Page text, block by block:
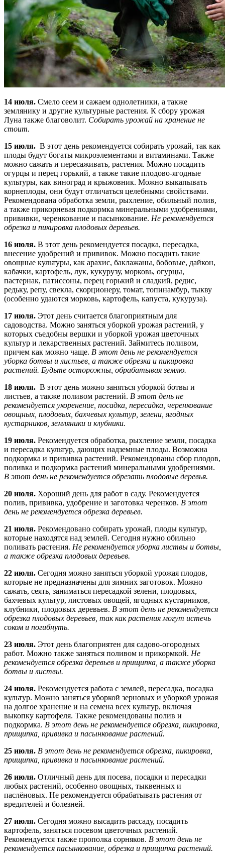
14 июля. Смело сеем и сажаем однолетники, а также
землянику и другие культурные растения. К сбору урожая
Луна также благоволит. Собирать урожай на хранение не
стоит.
15 июля. В этот день рекомендуется собирать урожай, так как
плоды будут богаты микроэлементами и витаминами. Также
можно сажать и пересаживать, растения. Можно посадить
огурцы и перец горький, а также такие плодово-ягодные
культуры, как виноград и крыжовник. Можно выкапывать
корнеплоды, они будут отличаться целебными свойствами.
Рекомендована обработка земли, рыхление, обильный полив,
а также прикорневая подкормка минеральными удобрениями,
прививки, черенкование и пасынкование. Не рекомендуется
обрезка и пикировка плодовых деревьев.
16 июля. В этот день рекомендуется посадка, пересадка,
внесение удобрений и прививок. Можно посадить такие
овощные культуры, как арахис, баклажаны, бобовые, дайкон,
кабачки, картофель, лук, кукурузу, морковь, огурцы,
пастернак, патиссоны, перец горький и сладкий, редис,
редьку, репу, свекла, скорционеру, томат, топинамбур, тыкву
(особенно удаются морковь, картофель, капуста, кукуруза).
17 июля. Этот день считается благоприятным для
садоводства. Можно заняться уборкой урожая растений, у
которых съедобны вершки и уборкой урожая цветочных
культур и лекарственных растений. Займитесь поливом,
причем как можно чаще. В этот день не рекомендуется
уборка ботвы и листьев, а также обрезка и пикировка
растений. Будьте осторожны, обрабатывая землю.
18 июля. В этот день можно заняться уборкой ботвы и
листьев, а также поливом растений. В этот день не
рекомендуется укоренение, посадка, пересадка, черенкование
овощных, плодовых, бахчевых культур, зелени, ягодных
кустарников, земляники и клубники.
19 июля. Рекомендуется обработка, рыхление земли, посадка
и пересадка культур, дающих надземные плоды. Возможна
подкормка и прививка растений. Рекомендованы сбор плодов,
поливка и подкормка растений минеральными удобрениями.
В этот день не рекомендуется обрезать плодовые деревья.
20 июля. Хороший день для работ в саду. Рекомендуется
полив, прививка, удобрение и заготовка черенков. В этот
день не рекомендуется обрезка деревьев.
21 июля. Рекомендовано собирать урожай, плоды культур,
которые находятся над землей. Сегодня нужно обильно
поливать растения. Не рекомендуется уборка листвы и ботвы,
а также обрезка плодовых деревьев.
22 июля. Сегодня можно заняться уборкой урожая плодов,
которые не предназначены для зимних заготовок. Можно
сажать, сеять, заниматься пересадкой зелени, плодовых,
бахчевых культур, листовых овощей, ягодных кустарников,
клубники, плодовых деревьев. В этот день не рекомендуется
обрезка плодовых деревьев, так как растения могут истечь
соком и погибнуть.
23 июля. Этот день благоприятен для садово-огородных
работ. Можно также заняться поливом и прикормкой. Не
рекомендуется обрезка деревьев и прищипка, а также уборка
ботвы и листвы.
24 июля. Рекомендуется работа с землей, пересадка, посадка
культур. Можно заняться уборкой зерновых и уборкой урожая
на долгое хранение и на семена всех культур, включая
выкопку картофеля. Также рекомендованы полив и
подкормка. В этот день не рекомендуется обрезка, пикировка,
прищипка, прививка и пасынкование растений.
25 июля. В этот день не рекомендуется обрезка, пикировка,
прищипка, прививка и пасынкование растений.
26 июля. Отличный день для посева, посадки и пересадки
любых растений, особенно овощных, тыквенных и
паслёновых. Не рекомендуется обрабатывать растения от
вредителей и болезней.
27 июля. Сегодня можно высадить рассаду, посадить
картофель, заняться посевом цветочных растений.
Рекомендуется также прополка сорняков. В этот день не
рекомендуется пасынкование, обрезка и прищипка растений.